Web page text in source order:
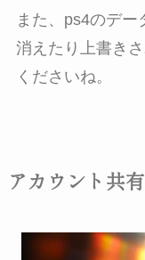
また、ps4のデ
消えたり上書き
くださいね。
アカウント共